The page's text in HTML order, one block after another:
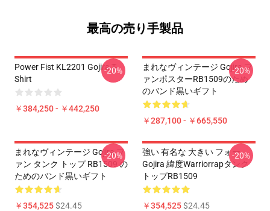
最高の売り手製品
Power Fist KL2201 Gojira T-
Shirt
￥384,250 - ￥442,250
-20%
まれなヴィンテージ Gojira フ
ァンポスターRB1509のため
のバンド黒いギフト
￥287,100 - ￥665,550
-20%
まれなヴィンテージ Gojira フ
ァン タンク トップ RB1509 の
ためのバンド黒いギフト
￥354,525$24.45
-20%
強い 有名な 大きい フォー
Gojira 緯度Warriorrapタンク
トップRB1509
￥354,525$24.45
-20%